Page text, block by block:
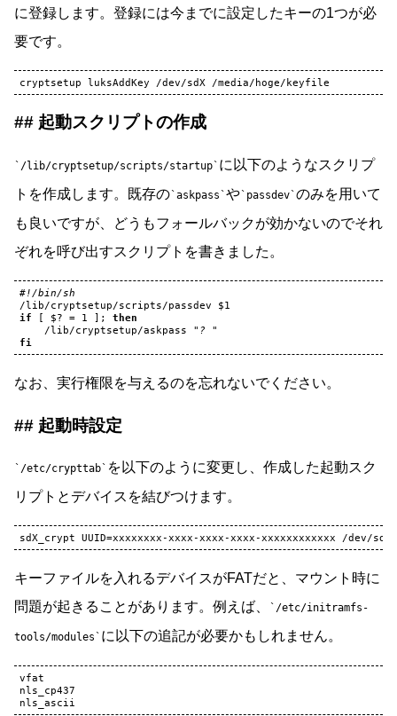
に登録します。登録には今までに設定したキーの1つが必
要です。
cryptsetup luksAddKey /dev/sdX
起動スクリプトの作成
/lib/cryptsetup/scripts/startup に以下のようなスクリプ
トを作成します。既存の askpass や passdev のみを用いて
も良いですが、どうもフォールバックが効かないのでそれ
ぞれを呼び出すスクリプトを書きました。
#!/bin/sh
/lib/cryptsetup/scripts/passdev
$1
if
[ $? = 1 ] ;
then
/lib/cryptsetup/askpass
"? "
fi
なお、実行権限を与えるのを忘れないでください。
起動時設定
/etc/crypttab
を以下のように変更し、作成した起動スク
リプトとデバイスを結びつけます。
キーファイルを入れるデバイスがFATだと、マウント時に
問題が起きることがあります。例えば、
/etc/initramfs-
tools/modules に以下の追記が必要かもしれません。
vfat
nls_cp437